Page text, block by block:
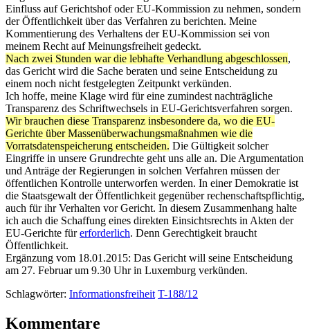
Einfluss auf Gerichtshof oder EU-Kommission zu nehmen, sondern
der Öffentlichkeit über das Verfahren zu berichten. Meine
Kommentierung des Verhaltens der EU-Kommission sei von
meinem Recht auf Meinungsfreiheit gedeckt.
Nach zwei Stunden war die lebhafte Verhandlung abgeschlossen,
das Gericht wird die Sache beraten und seine Entscheidung zu
einem noch nicht festgelegten Zeitpunkt verkünden.
Ich hoffe, meine Klage wird für eine zumindest nachträgliche
Transparenz des Schriftwechsels in EU-Gerichtsverfahren sorgen.
Wir brauchen diese Transparenz insbesondere da, wo die EU-
Gerichte über Massenüberwachungsmaßnahmen wie die
Vorratsdatenspeicherung entscheiden. Die Gültigkeit solcher
Eingriffe in unsere Grundrechte geht uns alle an. Die Argumentation
und Anträge der Regierungen in solchen Verfahren müssen der
öffentlichen Kontrolle unterworfen werden. In einer Demokratie ist
die Staatsgewalt der Öffentlichkeit gegenüber rechenschaftspflichtig,
auch für ihr Verhalten vor Gericht. In diesem Zusammenhang halte
ich auch die Schaffung eines direkten Einsichtsrechts in Akten der
EU-Gerichte fürerforderlich. Denn Gerechtigkeit braucht
Öffentlichkeit.
Ergänzung vom 18.01.2015: Das Gericht will seine Entscheidung
am 27. Februar um 9.30 Uhr in Luxemburg verkünden.
Schlagwörter: Informationsfreiheit T-188/12
Kommentare